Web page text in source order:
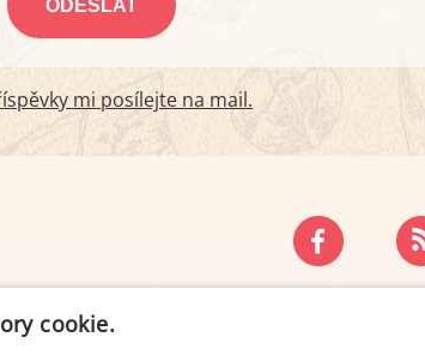
mi posílejte na mail.
ZÁSADY OCHRANY OSOBNÍCH ÚDAJŮ
cookie.